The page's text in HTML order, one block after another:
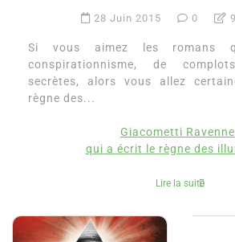
28 Juin 2015 0
Si vous aimez les romans
conspirationnisme, de
secrètes, alors vous allez
règne des...
Giacometti Ravenne
qui a écrit le règne des
Lire la suite